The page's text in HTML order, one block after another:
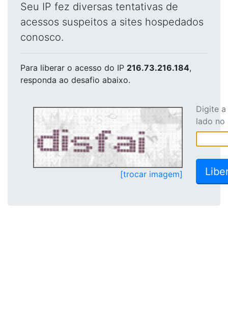
Seu IP fez diversas tentativas de
acessos suspeitos a sites hospedados
conosco.
Para liberar o acesso do IP 216.73.216.184,
responda ao desafio abaixo.
[trocar imagem]
Digite
lado no